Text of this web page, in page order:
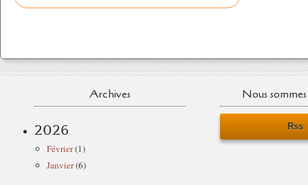
Archives
2026
Février(1)
Janvier(6)
Nous
Rss